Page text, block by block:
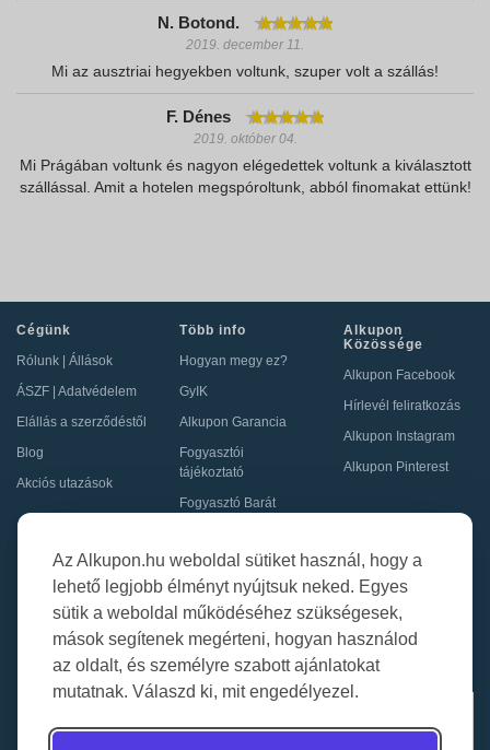
Az Alkupon.hu weboldal sütiket használ, hogy a
lehető legjobb élményt nyújtsuk neked. Egyes
sütik a weboldal működéséhez szükségesek,
mások segítenek megérteni, hogyan használod
az oldalt, és személyre szabott ajánlatokat
mutatnak. Válaszd ki, mit engedélyezel.
N. Botond.
2019. december 11.
Mi az ausztriai hegyekben voltunk, szuper volt a szállás!
F. Dénes
2019. október 04.
Mi Prágában voltunk és nagyon elégedettek voltunk a kiválasztott
szállással. Amit a hotelen megspóroltunk, abból finomakat ettünk!
Cégünk
Rólunk
Állások
ÁSZF Adatvédelem
Elállás a szerződéstől
Blog
Akciós utazások
Több info
Hogyan megy ez?
GyIK
Alkupon Garancia
Fogyasztói
tájékoztató
Fogyasztó Barát
Alkupon
Közössége
Alkupon Facebook
Hírlevél feliratkozás
Alkupon Instagram
Alkupon Pinterest
Együttműködés
Kapcsolat
Ajánlj nekünk!
Partner Belépés